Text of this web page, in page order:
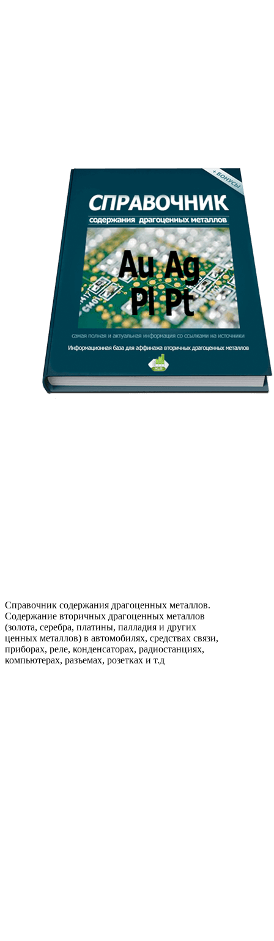
Справочник содержания драгоценных металлов.
Содержание вторичных драгоценных металлов
(золота, серебра, платины, палладия и других
ценных металлов) в автомобилях, средствах связи,
приборах, реле, конденсаторах, радиостанциях,
компьютерах, разъемах, розетках и т.д